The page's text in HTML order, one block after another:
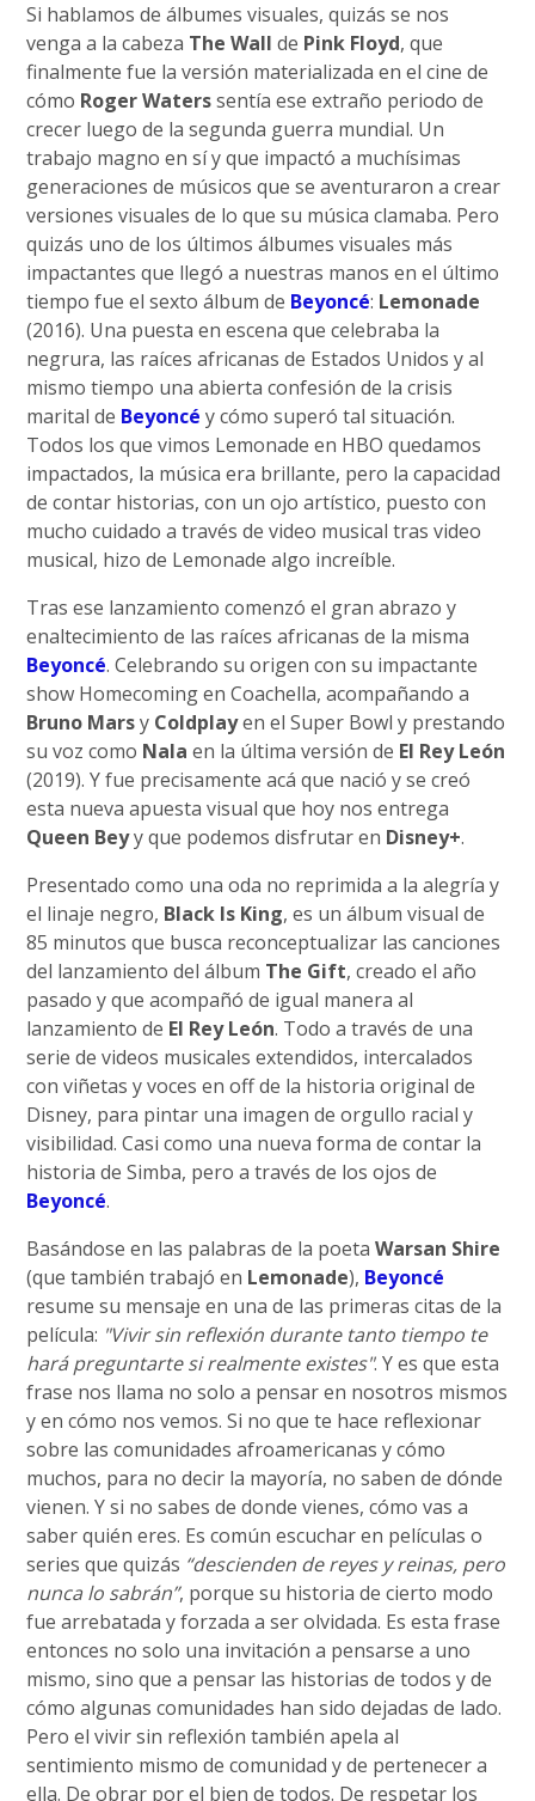
Si hablamos de álbumes visuales, quizás se nos
venga a la cabeza The Wall de Pink Floyd, que
finalmente fue la versión materializada en el cine de
cómo Roger Waterssentía ese extraño periodo de
crecer luego de la segunda guerra mundial. Un
trabajo magno en sí y que impactó a muchísimas
generaciones de músicos que se aventuraron a crear
versiones visuales de lo que su música clamaba. Pero
quizás uno de los últimos álbumes visuales más
impactantes que llegó a nuestras manos en el último
tiempo fue el sexto álbum de Beyoncé: Lemonade
(2016). Una puesta en escena que celebraba la
negrura, las raíces africanas de Estados Unidos y al
mismo tiempo una abierta confesión de la crisis
marital de Beyoncé y cómo superó tal situación.
Todos los que vimos Lemonade en HBO quedamos
impactados, la música era brillante, pero la capacidad
de contar historias, con un ojo artístico, puesto con
mucho cuidado a través de video musical tras video
musical, hizo de Lemonade algo increíble.
Tras ese lanzamiento comenzó el gran abrazo y
enaltecimiento de las raíces africanas de la misma
Beyoncé. Celebrando su origen con su impactante
show Homecoming en Coachella, acompañando a
Bruno Marsy Coldplayen el Super Bowl y prestando
su voz como Nala en la última versión de El Rey León
(2019). Y fue precisamente acá que nació y se creó
esta nueva apuesta visual que hoy nos entrega
Queen Beyy que podemos disfrutar en Disney+.
Presentado como una oda no reprimida a la alegría y
el linaje negro, Black Is King, es un álbum visual de
85 minutos que busca reconceptualizar las canciones
del lanzamiento del álbum The Gift, creado el año
pasado y que acompañó de igual manera al
lanzamiento de El Rey León. Todo a través de una
serie de videos musicales extendidos, intercalados
con viñetas y voces en off de la historia original de
Disney, para pintar una imagen de orgullo racial y
visibilidad. Casi como una nueva forma de contar la
historia de Simba, pero a través de los ojos de
Beyoncé.
Basándose en las palabras de la poetaWarsan Shire
(que también trabajó en Lemonade), Beyoncé
resume su mensaje en una de las primeras citas de la
película: "Vivir sin reflexión durante tanto tiempo te
hará preguntarte si realmente existes". Y es que esta
frase nos llama no solo a pensar en nosotros mismos
y en cómo nos vemos. Si no que te hace reflexionar
sobre las comunidades afroamericanas y cómo
muchos, para no decir la mayoría, no saben de dónde
vienen. Y si no sabes de donde vienes, cómo vas a
saber quién eres. Es común escuchar en películas o
series que quizás “descienden de reyes y reinas, pero
nunca lo sabrán”, porque su historia de cierto modo
fue arrebatada y forzada a ser olvidada. Es esta frase
entonces no solo una invitación a pensarse a uno
mismo, sino que a pensar las historias de todos y de
cómo algunas comunidades han sido dejadas de lado.
Pero el vivir sin reflexión también apela al
sentimiento mismo de comunidad y de pertenecer a
ella. De obrar por el bien de todos. De respetar los